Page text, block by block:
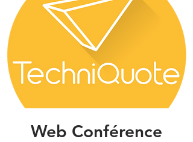
Web Conférence